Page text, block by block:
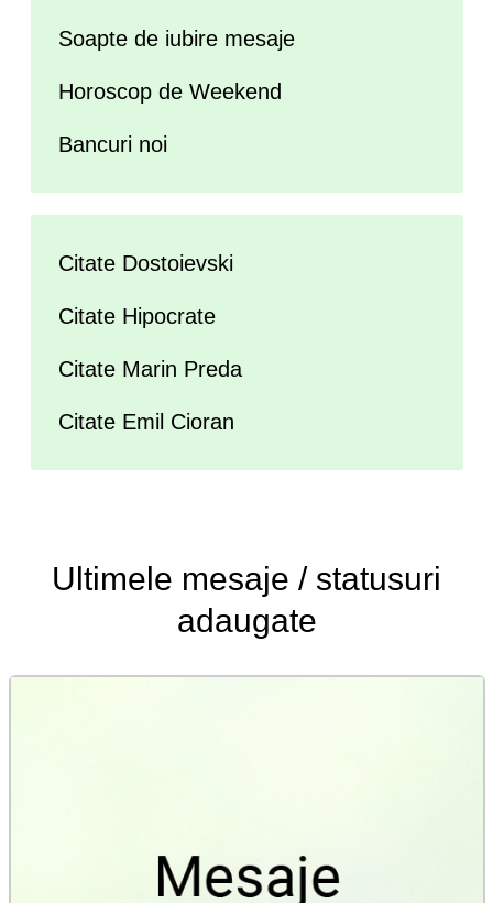
Soapte de iubire mesaje
Horoscop de Weekend
Bancuri noi
Citate Dostoievski
Citate Hipocrate
Citate Marin Preda
Citate Emil Cioran
Ultimele mesaje / statusuri
adaugate